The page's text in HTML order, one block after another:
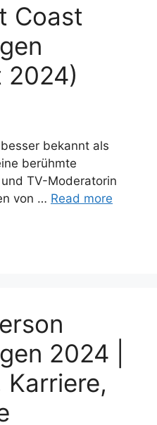
Coast
2024)
bekannt als
berühmte
TV-Moderatorin
von … Read more
2024 |
Karriere,